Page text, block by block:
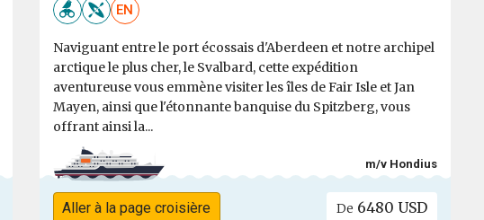
EN
Naviguant entre le port écossais d'Aberdeen et notre archipel
arctique le plus cher, le Svalbard, cette expédition
aventureuse vous emmène visiter les îles de Fair Isle et Jan
Mayen, ainsi que l'étonnante banquise du Spitzberg, vous
offrant ainsi la...
m/v Hondius
Aller à la page croisière De 6480 USD